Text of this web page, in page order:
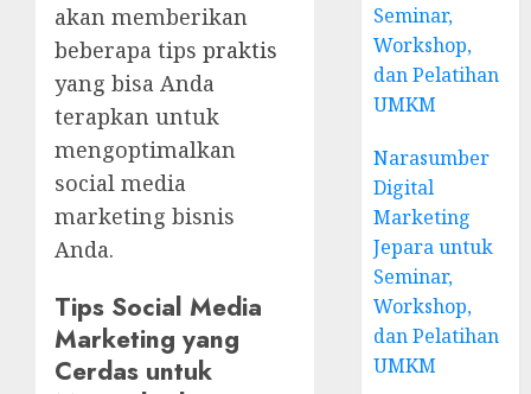
akan memberikan
beberapa tips praktis
yang bisa Anda
terapkan untuk
mengoptimalkan
social media
marketing bisnis
Anda.
Tips Social Media
Marketing yang
Cerdas untuk
Seminar,
Workshop,
dan Pelatihan
UMKM
Narasumber
Digital
Marketing
Jepara untuk
Seminar,
Workshop,
dan Pelatihan
UMKM